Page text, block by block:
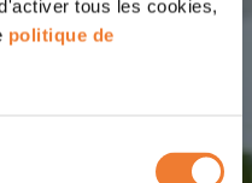
tous les cookies,
politique de